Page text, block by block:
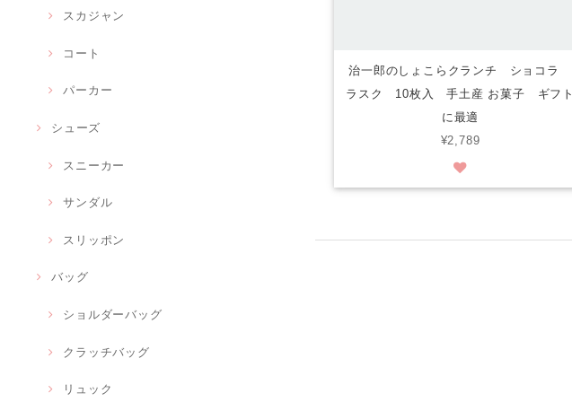
スカジャン
コート
パーカー
シューズ
スニーカー
サンダル
スリッポン
バッグ
ショルダーバッグ
クラッチバッグ
リュック
治一郎のしょこらクランチ ショコラ
ラスク 10枚入 手土産 お菓子 ギフト
に最適
¥2,789